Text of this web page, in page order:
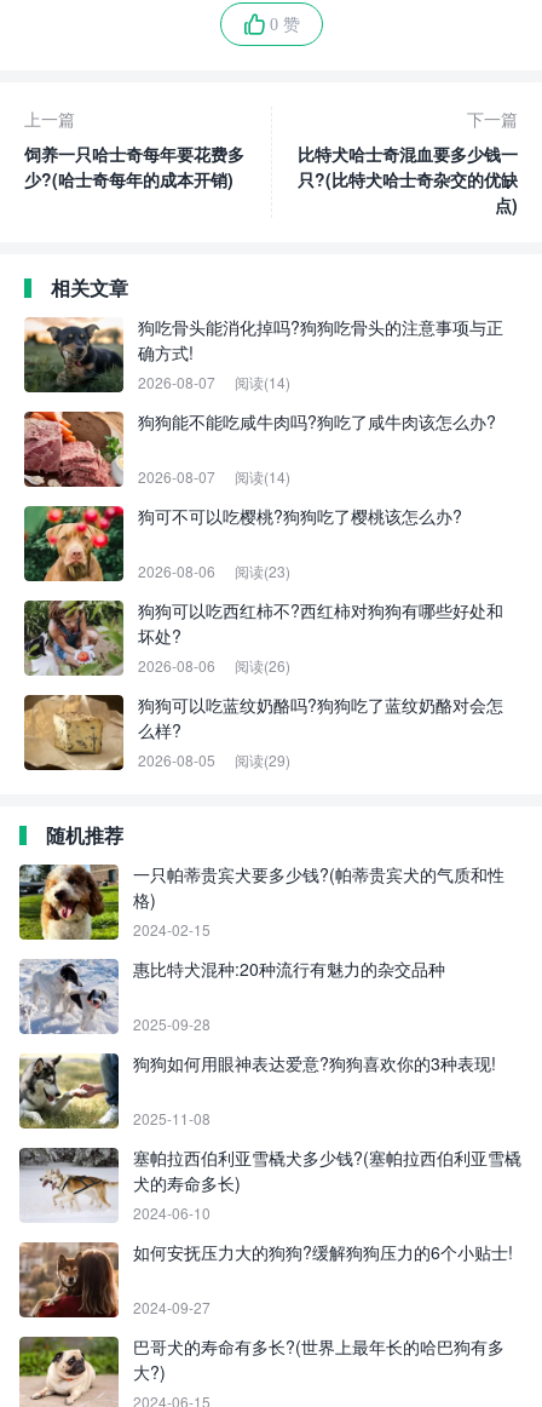
0 赞
上一篇
饲养一只哈士奇每年要花费多
少?(哈士奇每年的成本开销)
下一篇
比特犬哈士奇混血要多少钱一
只?(比特犬哈士奇杂交的优缺
点)
相关文章
狗吃骨头能消化掉吗?狗狗吃骨头的注意事项与正
确方式!
2026-08-07 阅读(14)
狗狗能不能吃咸牛肉吗?狗吃了咸牛肉该怎么办?
2026-08-07 阅读(14)
狗可不可以吃樱桃?狗狗吃了樱桃该怎么办?
2026-08-06 阅读(23)
狗狗可以吃西红柿不?西红柿对狗狗有哪些好处和
坏处?
2026-08-06 阅读(26)
狗狗可以吃蓝纹奶酪吗?狗狗吃了蓝纹奶酪对会怎
么样?
2026-08-05 阅读(29)
随机推荐
一只帕蒂贵宾犬要多少钱?(帕蒂贵宾犬的气质和性
格)
2024-02-15
惠比特犬混种:20种流行有魅力的杂交品种
2025-09-28
狗狗如何用眼神表达爱意?狗狗喜欢你的3种表现!
2025-11-08
塞帕拉西伯利亚雪橇犬多少钱?(塞帕拉西伯利亚雪橇
犬的寿命多长)
2024-06-10
如何安抚压力大的狗狗?缓解狗狗压力的6个小贴士!
2024-09-27
巴哥犬的寿命有多长?(世界上最年长的哈巴狗有多
大?)
2024-06-15